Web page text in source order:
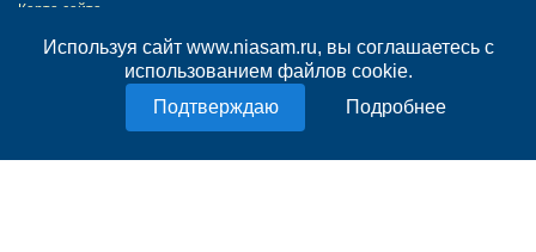
Используя сайт www.niasam.ru, вы соглашаетесь с
использованием файлов cookie.
Подробнее
Карта сайта
Политика конфиденциальности
Согласие на обработку персональных данных